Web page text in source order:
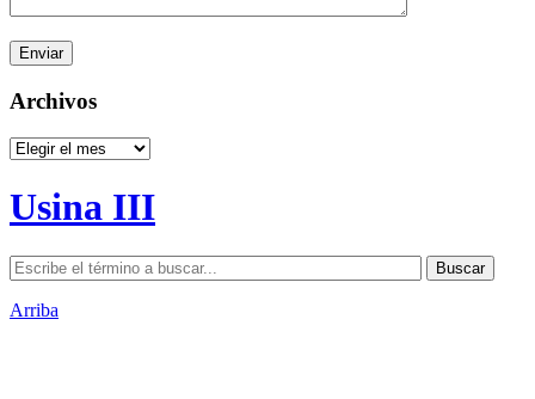
Archivos
Archivos
Usina III
Arriba